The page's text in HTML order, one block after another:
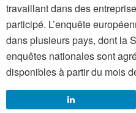
travaillant dans des
participé. L’enquête
dans plusieurs pays, dont la
enquêtes nationales sont
disponibles à partir du mois